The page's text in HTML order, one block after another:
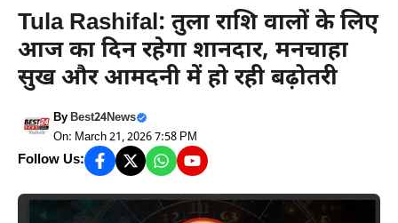
Tula Rashifal: तुला राशि वालों के लिए
आज का दिन रहेगा शानदार, मनचाहा
सुख और आमदनी में हो रही बढ़ोतरी
ByBest24News
On: March 21, 2026 7:58 PM
Follow Us: